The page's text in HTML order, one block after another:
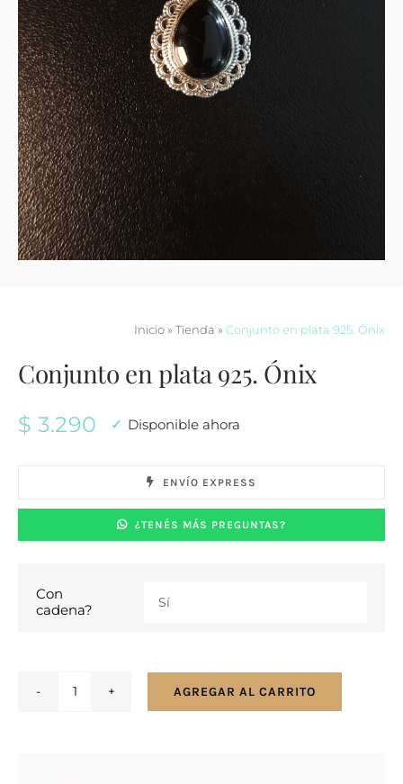
Contacto
Inicio» Tienda » Conjunto en plata 925. Ónix
Conjunto en plata 925. Ónix
$ 3.290 Disponible ahora
ENVÍO EXPRESS
¿TENÉS MÁS PREGUNTAS?
Con
cadena?
AGREGAR AL CARRITO